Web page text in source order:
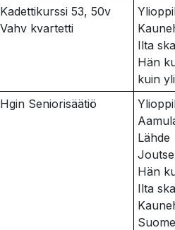
Kadettikurssi 53, 50v
Vahv kvartetti
Ilta
Hän
kuin
Hgin Seniorisäätiö
Lähde
Hän
Ilta